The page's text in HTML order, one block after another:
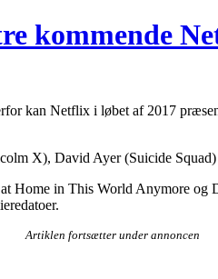
kommende
kan Netflix i løbet af 2017
X), David Ayer (Suicide
Home in This World Anymore
Artiklen fortsætter under annoncen